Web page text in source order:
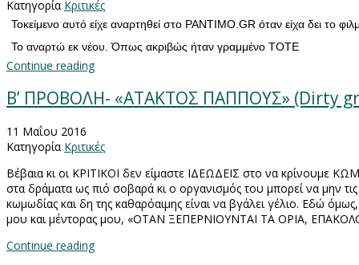
Κατηγορία Κριτικές
Toκείμενο αυτό είχε αναρτηθεί στο PANTIMO GR όταν είχα δει το
Το αναρτώ εκ νέου. Όπως ακριβώς ήταν γραμμένο ΤΟΤΕ
Continue reading
Β’ ΠΡΟΒΟΛΗ- «ΑΤΑΚΤΟΣ ΠΑΠΠΟΥΣ» (Dirty
11 Μαΐου 2016
Κατηγορία Κριτικές
Βέβαια κι οι ΚΡΙΤΙΚΟΙ δεν είμαστε ΙΔΕΩΔΕΙΣ στο να κρίνουμε
στα δράματα ως πιό σοβαρά κι ο οργανισμός του μπορεί να μην τις
κωμωδίας και δη της καθαρόαιμης είναι να βγάλει γέλιο. Εδώ
μου και μέντορας μου, «ΟΤΑΝ ΞΕΠΕΡΝΙΟΥΝΤΑΙ ΤΑ ΟΡΙΑ,
Continue reading